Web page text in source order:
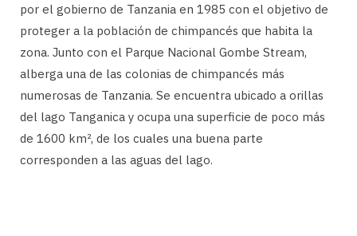
por el gobierno de Tanzania en 1985 con el objetivo de
proteger a la población de chimpancés que habita la
zona. Junto con el Parque Nacional Gombe Stream,
alberga una de las colonias de chimpancés más
numerosas de Tanzania. Se encuentra ubicado a orillas
del lago Tanganica y ocupa una superficie de poco más
de 1600 km², de los cuales una buena parte
corresponden a las aguas del lago.